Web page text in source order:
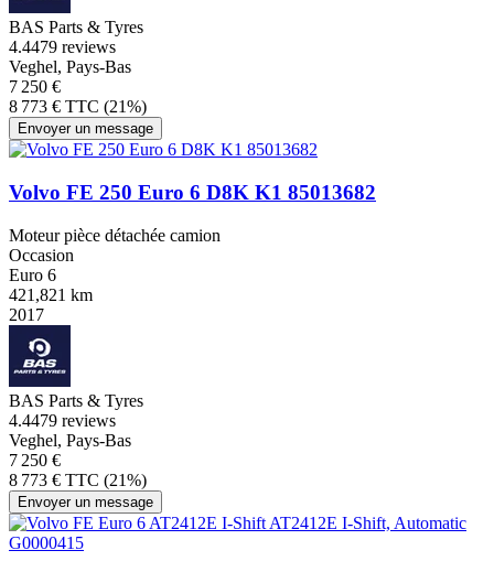
BAS Parts & Tyres
4.4479 reviews
Veghel, Pays-Bas
7 250 €
8 773 € TTC (21%)
Envoyer un message
Volvo FE 250 Euro 6 D8K K1 85013682
Moteur pièce détachée camion
Occasion
Euro 6
421,821 km
2017
BAS Parts & Tyres
4.4479 reviews
Veghel, Pays-Bas
7 250 €
8 773 € TTC (21%)
Envoyer un message